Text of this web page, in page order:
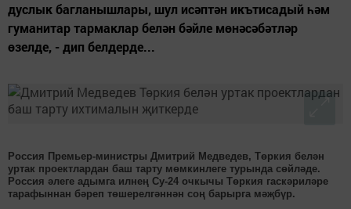
дуслык багланышлары, шул исәптән икътисадый һәм
гуманитар тармаклар белән бәйле мөнәсәбәтләр
өзелде, - дип белдерде...
Россия Премьер-министры Дмитрий Медведев, Төркия белән
уртак проектлардан баш тарту мөмкинлеге турында сөйләде.
Россия әлеге адымга илнең Су-24 очкычы Төркия гаскәриләре
тарафыннан бәреп төшерелгәннән соң барырга мәҗбүр.